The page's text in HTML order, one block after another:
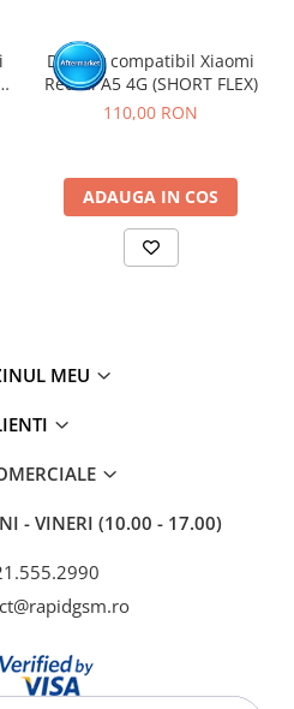
Display compatibil Xiaomi
Redmi A5 4G (SHORT FLEX)
110,00 RON
ADAUGA IN COS
MEU
- VINERI (10.00 - 17.00)